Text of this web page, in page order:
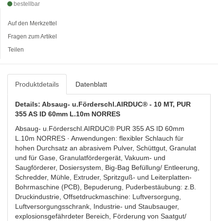
bestellbar
Auf den Merkzettel
Fragen zum Artikel
Teilen
Produktdetails Datenblatt
Details: Absaug- u.Förderschl.AIRDUC® - 10 MT, PUR
355 AS ID 60mm L.10m NORRES
Absaug- u.Förderschl.AIRDUC® PUR 355 AS ID 60mm
L.10m NORRES · Anwendungen: flexibler Schlauch für
hohen Durchsatz an abrasivem Pulver, Schüttgut, Granulat
und für Gase, Granulatfördergerät, Vakuum- und
Saugförderer, Dosiersystem, Big-Bag Befüllung/ Entleerung,
Schredder, Mühle, Extruder, Spritzguß- und Leiterplatten-
Bohrmaschine (PCB), Bepuderung, Puderbestäubung: z.B.
Druckindustrie, Offsetdruckmaschine: Luftversorgung,
Luftversorgungsschrank, Industrie- und Staubsauger,
explosionsgefährdeter Bereich, Förderung von Saatgut/